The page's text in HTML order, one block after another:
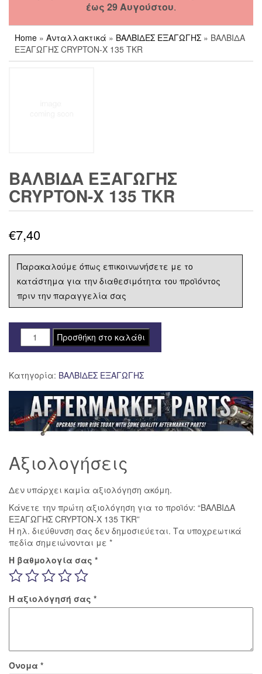
έως 29 Αυγούστου.
Home » Ανταλλακτικά » ΒΑΛΒΙΔΕΣ ΕΞΑΓΩΓΗΣ » ΒΑΛΒΙΔΑ
ΕΞΑΓΩΓΗΣ CRYPTON-X 135 TKR
ΒΑΛΒΙΔΑ ΕΞΑΓΩΓΗΣ
CRYPTON-X 135 TKR
€7,40
Παρακαλούμε όπως επικοινωνήσετε με το
κατάστημα για την διαθεσιμότητα του προϊόντος
πριν την παραγγελία σας
ΒΑΛΒΙΔΑ
ΕΞΑΓΩΓΗΣ
X
135
TKR
ποσότητα
Προσθήκη στο καλάθι
Κατηγορία: ΒΑΛΒΙΔΕΣ ΕΞΑΓΩΓΗΣ
Αξιολογήσεις
Δεν υπάρχει καμία αξιολόγηση ακόμη.
Κάνετε την πρώτη αξιολόγηση για το προϊόν: “ΒΑΛΒΙΔΑ
ΕΞΑΓΩΓΗΣ CRYPTON-X 135 TKR”
Η ηλ. διεύθυνση σας δεν δημοσιεύεται. Τα υποχρεωτικά
πεδία σημειώνονται με *
Η βαθμολογία σας *
Η αξιολόγησή σας *
Όνομα *